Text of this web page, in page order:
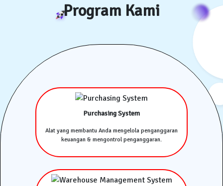
Program Kami
Purchasing System
Alat yang membantu Anda mengelola penganggaran
keuangan & mengontrol penganggaran.